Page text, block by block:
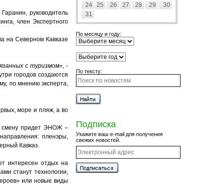
руководитель
член Экспертного
на Северном Кавказе
с туризмом», -
городов создаются
по мнению эксперта,
море и пляж, а во
смену придет ЭНОЖ –
пленэры,
Кавказ.
интересен отдых на
станут технологии,
или новые виды
24
25 26 27 28 29
30
31
По месяцу и году:
По тексту:
Подписка
Укажите ваш e-mail для получения
свежих новостей.